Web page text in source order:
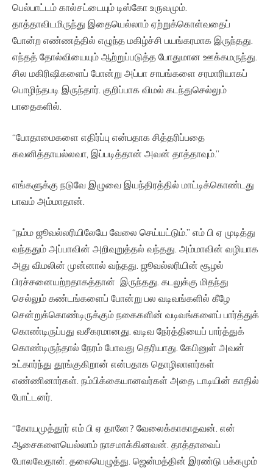
பெல்பாட்டம் கால்சட்டையும் டிஸ்கோ உருவமும்.
தாத்தாவிடமிருந்து இதையெல்லாம் ஏற்றுக்கொள்வதைப்
போன்ற எண்ணத்தில் எழுந்த மகிழ்ச்சி பயங்கரமாக இருந்தது.
எந்தத் தோல்வியையும் ஆற்றுப்படுத்த போதுமான ஊக்கமருந்து.
சில மகிரிஷிகளைப் போன்று அப்பா சாபங்களை சரமாரியாகப்
பொழிந்தபடி இருந்தார். குறிப்பாக விமல் கடந்துசெல்லும்
பாதைகளில்.
“போதாமைகளை எதிர்ப்பு என்பதாக சித்தரிப்பதை
கவனித்தாயல்லவா, இப்படித்தான் அவன் தாத்தாவும்.”
எங்களுக்கு நடுவே இழுவை இயந்திரத்தில் மாட்டிக்கொண்டது
பாவம் அம்மாதான்.
“நம்ம ஜூவல்லரியிலேயே வேலை செய்யட்டும்.” எம் பி ஏ முடித்து
வந்ததும் அப்பாவின் அறிவுறுத்தல் வந்தது. அம்மாவின் வழியாக
அது விமலின் முன்னால் வந்தது. ஜூவல்லரியின் சூழல்
பிரச்சனையற்றதாகத்தான் இருந்தது. கடலுக்கு மிதந்து
செல்லும் கண்டங்களைப் போன்று பல வடிவங்களில் கீழே
சென்றுக்கொண்டிருக்கும் நகைகளின் வடிவங்களைப் பார்த்துக்
கொண்டிருப்பது வசீகரமானது. வடிவ நேர்த்தியைப் பார்த்துக்
கொண்டிருந்தால் நேரம் போவது தெரியாது. கேபினுள் அவன்
உட்கார்ந்து தூங்குகிறான் என்பதாக தொழிலாளர்கள்
எண்ணினார்கள். நம்பிக்கையானவர்கள் அதை டாடியின் காதில்
போட்டனர்.
“கோயமுத்தூர் எம் பி ஏ தானே? வேலைக்காகாதவன். என்
ஆசைகளையெல்லாம் நாசமாக்கினவன். தாத்தாவைப்
போலவேதான். தலையெழுத்து. ஜென்மத்தின் இரண்டு பக்கமும்